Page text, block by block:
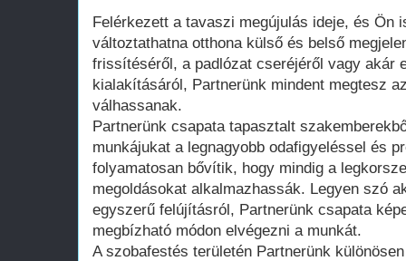
Felérkezett a tavaszi megújulás ideje, és Ön
változtathatna otthona külső és belső
frissítéséről, a padlózat cseréjéről vagy akár
kialakításáról, Partnerünk mindent megtesz
válhassanak.
Partnerünk csapata tapasztalt
munkájukat a legnagyobb odafigyeléssel és
folyamatosan bővítik, hogy mindig a
megoldásokat alkalmazhassák. Legyen szó
egyszerű felújításról, Partnerünk csapata
megbízható módon elvégezni a munkát.
A szobafestés területén Partnerünk